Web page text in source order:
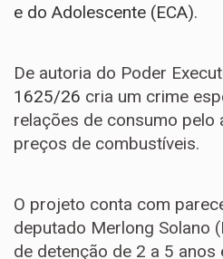
e do Adolescente (ECA).
De autoria do Poder
1625/26 cria um crime
relações de consumo pelo
preços de combustíveis.
O projeto conta com
deputado Merlong Solano
de detenção de 2 a 5 anos